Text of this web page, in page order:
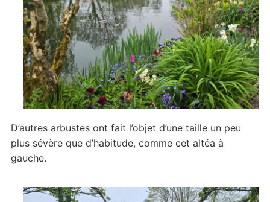
D’autres arbustes ont fait l’objet d’une taille un peu
plus sévère que d’habitude, comme cet altéa à
gauche.